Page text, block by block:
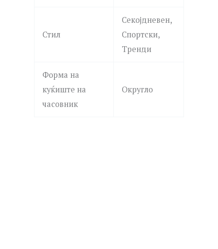
Стил
Секојдневен,
Спортски,
Тренди
Форма на
куќиште на
часовник
Округло